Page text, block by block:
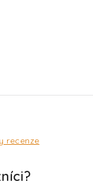
recenze